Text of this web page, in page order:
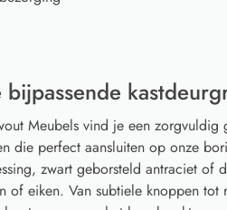
bijpassende
Meubels vind je een zorgvuldig
die perfect aansluiten op onze
zwart geborsteld antraciet of
of eiken. Van subtiele knoppen